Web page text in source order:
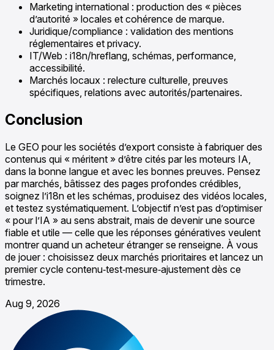
Marketing international : production des « pièces
d’autorité » locales et cohérence de marque.
Juridique/compliance : validation des mentions
réglementaires et privacy.
IT/Web : i18n/hreflang, schémas, performance,
accessibilité.
Marchés locaux : relecture culturelle, preuves
spécifiques, relations avec autorités/partenaires.
Conclusion
Le GEO pour les sociétés d’export consiste à fabriquer des
contenus qui « méritent » d’être cités par les moteurs IA,
dans la bonne langue et avec les bonnes preuves. Pensez
par marchés, bâtissez des pages profondes crédibles,
soignez l’i18n et les schémas, produisez des vidéos locales,
et testez systématiquement. L’objectif n’est pas d’optimiser
« pour l’IA » au sens abstrait, mais de devenir une source
fiable et utile — celle que les réponses génératives veulent
montrer quand un acheteur étranger se renseigne. À vous
de jouer : choisissez deux marchés prioritaires et lancez un
premier cycle contenu‑test‑mesure‑ajustement dès ce
trimestre.
Aug 9, 2026